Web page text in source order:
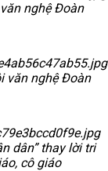
nghệ Đoàn
văn nghệ Đoàn
dân” thay lời tri
cô giáo